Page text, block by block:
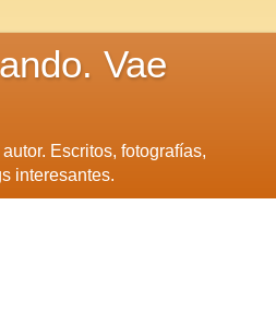
Vae
Escritos, fotografías,
interesantes.